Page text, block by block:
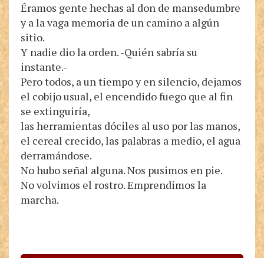
Éramos gente hechas al don de mansedumbre
y a la vaga memoria de un camino a algún
sitio.
Y nadie dio la orden. -Quién sabría su
instante.-
Pero todos, a un tiempo y en silencio, dejamos
el cobijo usual, el encendido fuego que al fin
se extinguiría,
las herramientas dóciles al uso por las manos,
el cereal crecido, las palabras a medio, el agua
derramándose.
No hubo señal alguna. Nos pusimos en pie.
No volvimos el rostro. Emprendimos la
marcha.